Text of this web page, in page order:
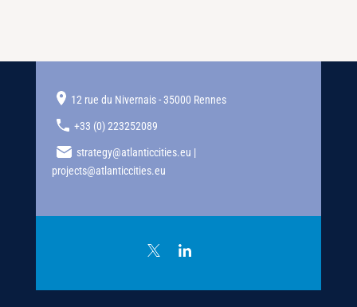
12 rue du Nivernais - 35000 Rennes
+33 (0) 223252089
strategy@atlanticcities.eu |
projects@atlanticcities.eu